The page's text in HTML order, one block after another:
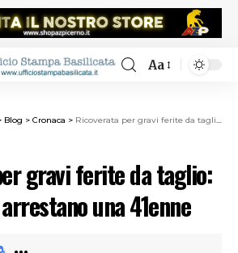
Aa
Blog > Cronaca > Ricoverata per gravi ferite da taglio: i carabinieri arrestano una 41enne
gravi ferite da taglio:
una 41enne